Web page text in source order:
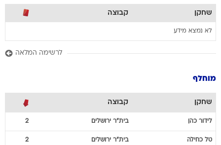
שחקן קבוצה
לא נמצא מידע
לרשימה המלאה
מוחלף
שחקן קבוצה
לידור כהן בית"ר ירושלים 2
טל כחילה בית"ר ירושלים 2